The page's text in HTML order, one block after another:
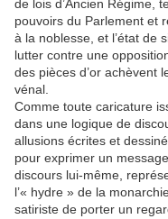
de lois d’Ancien Régime,
pouvoirs du Parlement et
à la noblesse, et l’état de
lutter contre une
des pièces d’or achèvent
vénal.
Comme toute caricature
dans une logique de
allusions écrites et
pour exprimer un
discours lui-même,
l’« hydre » de la
satiriste de porter un